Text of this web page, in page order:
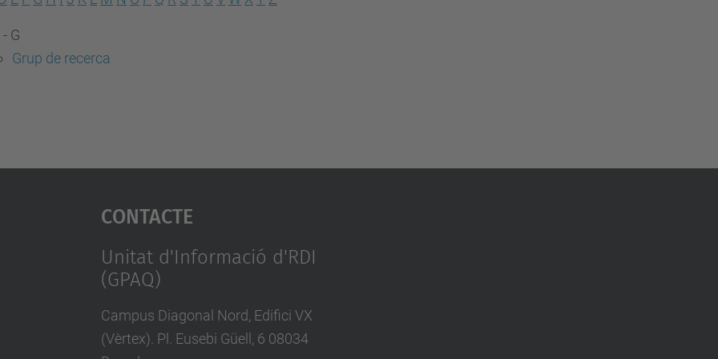
G
Grup de recerca
Contacte
Unitat d'Informació d'RDI
(GPAQ)
Campus Diagonal Nord, Edifici VX
(Vèrtex). Pl. Eusebi Güell, 6 08034